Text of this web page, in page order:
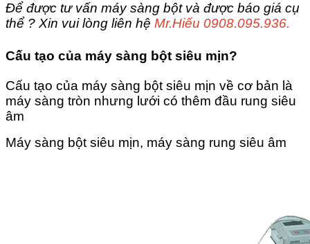
Để được tư vấn máy sàng bột và được báo giá cụ
thể ? Xin vui lòng liên hệ Mr.Hiếu 0908.095.936.
Cấu tạo của máy sàng bột siêu mịn?
Cấu tạo của máy sàng bột siêu mịn về cơ bản là
máy sàng tròn nhưng lưới có thêm đầu rung siêu
âm
Máy sàng bột siêu mịn, máy sàng rung siêu âm